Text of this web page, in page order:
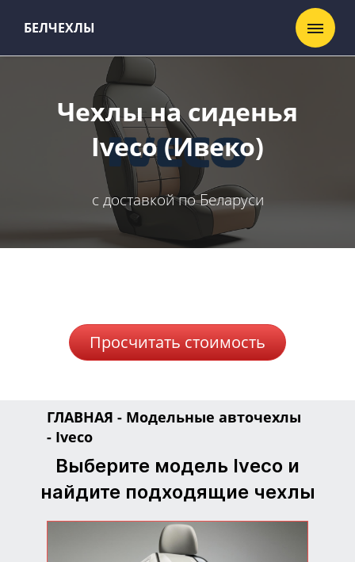
БЕЛЧЕХЛЫ
Чехлы на сиденья
Iveco (Ивеко)
с доставкой по Беларуси
Просчитать стоимость
ГЛАВНАЯ - Модельные авточехлы
- Iveco
Выберите модель Iveco и
найдите подходящие чехлы